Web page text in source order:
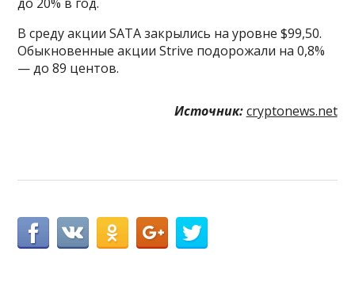
В среду акции SATA закрылись на уровне $99,50.
Обыкновенные акции Strive подорожали на 0,8%
— до 89 центов.
Источник: cryptonews.net